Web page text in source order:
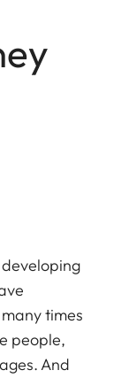
times
people,
And